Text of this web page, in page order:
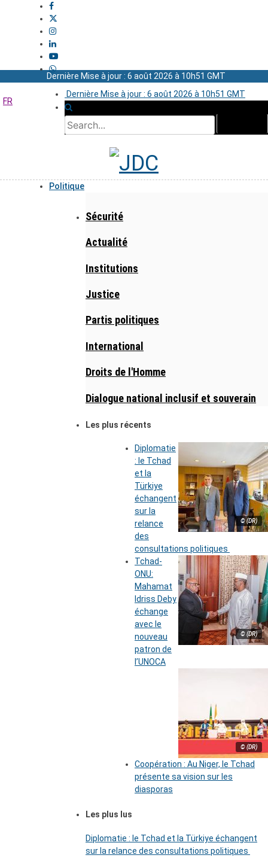
Dernière Mise à jour : 6 août 2026 à 10h51 GMT
Dernière Mise à jour : 6 août 2026 à 10h51 GMT
FR
Politique
Sécurité
Actualité
Institutions
Justice
Partis politiques
International
Droits de l'Homme
Dialogue national inclusif et souverain
Les plus récents
© (DR)
Diplomatie
: le Tchad
et la
Türkiye
échangent
sur la
relance
des
consultations politiques
© (DR)
Tchad-
ONU:
Mahamat
Idriss Deby
échange
avec le
nouveau
patron de
l’UNOCA
© (DR)
Coopération : Au Niger, le Tchad
présente sa vision sur les
diasporas
Les plus lus
Diplomatie : le Tchad et la Türkiye échangent
sur la relance des consultations politiques